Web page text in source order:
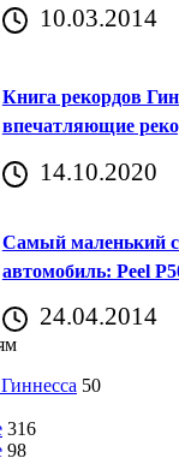
10.03.2014
Книга рекордов
впечатляющие
14.10.2020
Самый маленький
автомобиль: Peel
24.04.2014
50
316
98